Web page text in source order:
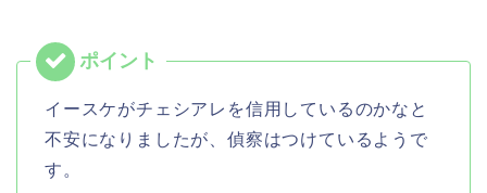
イースケがチェシアレを信用しているのかなと
不安になりましたが、偵察はつけているようで
す。